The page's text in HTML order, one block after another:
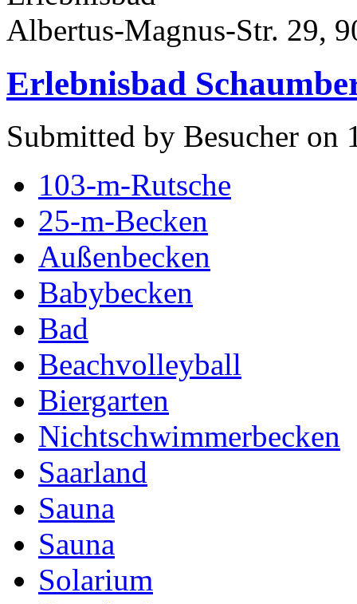
Albertus-Magnus-Str. 29,
Erlebnisbad
Submitted by Besucher on
103-m-Rutsche
25-m-Becken
Außenbecken
Babybecken
Bad
Beachvolleyball
Biergarten
Nichtschwimmerbecken
Saarland
Sauna
Sauna
Solarium